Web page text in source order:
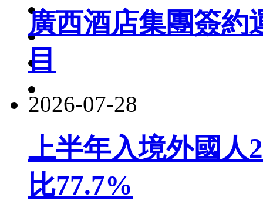
廣西酒店集團簽約
目
2026-07-28
上半年入境外國人
比77.7%